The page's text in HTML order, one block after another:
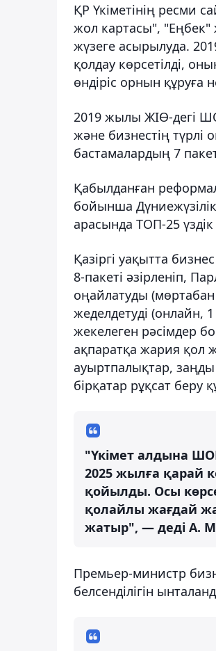
ҚР Үкіметінің ресми
жол картасы",
жүзеге асырылуда.
қолдау көрсетілді,
өндіріс орнын құруға
2019 жылы ЖІӨ-дегі
және бизнестің
бастамалардың 7
Қабылданған
бойынша
арасында ТОП-25
Қазіргі уақытта
8-пакеті әзірленіп,
оңайлатуды
жеделдетуді (онлайн,
жекелеген рәсімдер
ақпаратқа жария қол
ауыртпалықтар,
бірқатар рұқсат беру
"Үкімет алдына
2025 жылға қарай
қойылды. Осы
қолайлы жағдай
жатыр", — деді А.
Премьер-министр
белсенділігін